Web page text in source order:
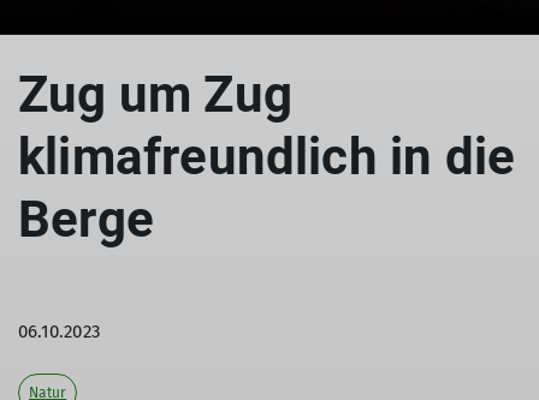
Zug um Zug
klimafreundlich in die
Berge
06.10.2023
Natur